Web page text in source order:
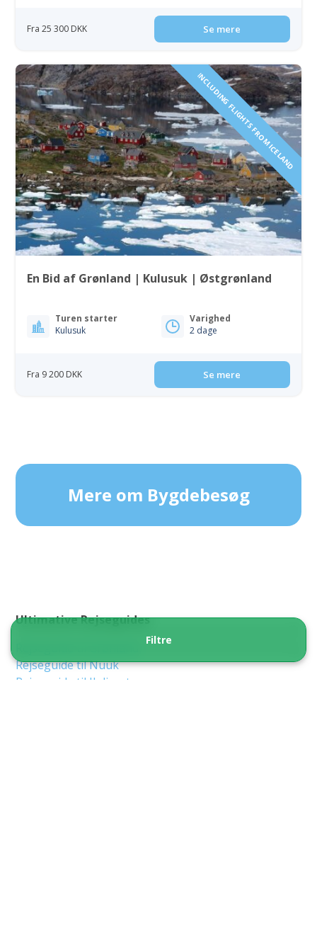
Fra 25 300 DKK Se mere
INCLUDING FLIGHTS FROM ICELAND
En Bid af Grønland | Kulusuk | Østgrønland
Turen starter
Kulusuk
Varighed
2 dage
Fra 9 200 DKK Se mere
Filtre
Mere om Bygdebesøg
Ultimative Rejseguides
Rejseguide til Nuuk
Rejseguide til Ilulissat